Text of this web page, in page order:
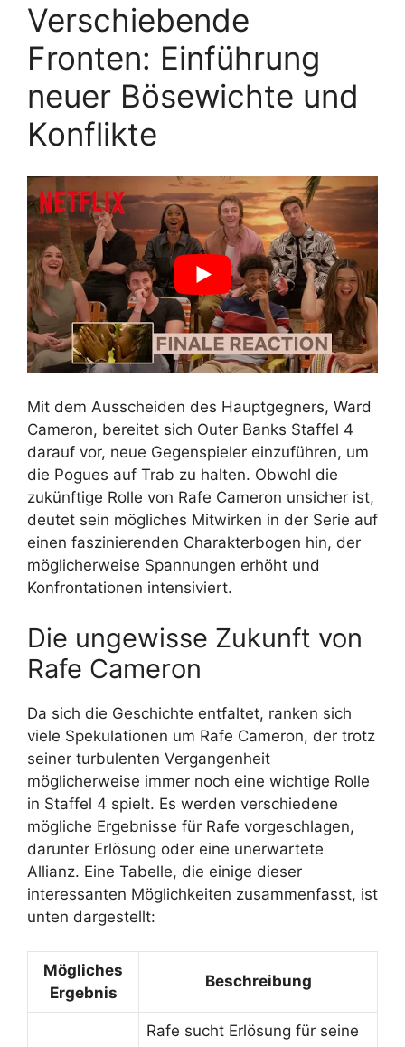
Verschiebende
Fronten: Einführung
neuer Bösewichte und
Konflikte
Mit dem Ausscheiden des Hauptgegners, Ward
Cameron, bereitet sich Outer Banks Staffel 4
darauf vor, neue Gegenspieler einzuführen, um
die Pogues auf Trab zu halten. Obwohl die
zukünftige Rolle von Rafe Cameron unsicher ist,
deutet sein mögliches Mitwirken in der Serie auf
einen faszinierenden Charakterbogen hin, der
möglicherweise Spannungen erhöht und
Konfrontationen intensiviert.
Die ungewisse Zukunft von
Rafe Cameron
Da sich die Geschichte entfaltet, ranken sich
viele Spekulationen um Rafe Cameron, der trotz
seiner turbulenten Vergangenheit
möglicherweise immer noch eine wichtige Rolle
in Staffel 4 spielt. Es werden verschiedene
mögliche Ergebnisse für Rafe vorgeschlagen,
darunter Erlösung oder eine unerwartete
Allianz. Eine Tabelle, die einige dieser
interessanten Möglichkeiten zusammenfasst, ist
unten dargestellt:
Mögliches
Ergebnis
Beschreibung
Rafe sucht Erlösung für seine